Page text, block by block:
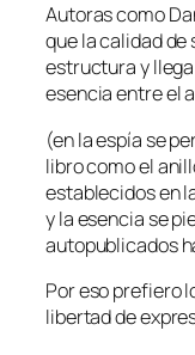
Autoras como
que la calidad de
estructura y
esencia entre el
(en la espía se
libro como el
establecidos en
y la esencia se
autopublicados
Por eso prefiero
libertad de